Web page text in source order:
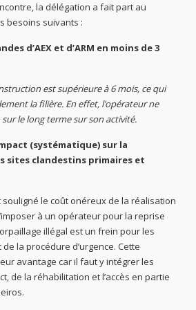
la délégation a fait part au
besoins suivants :
d’AEX et d’ARM en moins de 3
est supérieure à 6 mois, ce qui
la filière. En effet, l’opérateur ne
le long terme sur son activité.
(systématique) sur la
sites clandestins primaires et
le coût onéreux de la réalisation
à un opérateur pour la reprise
illégal est un frein pour les
la procédure d’urgence. Cette
avantage car il faut y intégrer les
de la réhabilitation et l’accès en partie